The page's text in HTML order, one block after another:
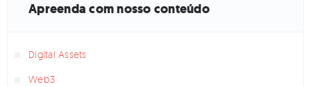
Apreenda com nosso conteúdo
Digital Assets
Web3